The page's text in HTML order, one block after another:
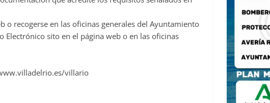
o recogerse en las oficinas generales del Ayuntamiento
Electrónico sito en el página web o en las oficinas
villario